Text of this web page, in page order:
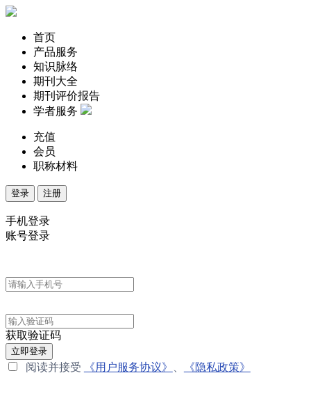
首页
产品服务
知识脉络
期刊大全
期刊评价报告
学者服务
充值
会员
职称材料
登录 注册
手机登录
账号登录
获取验证码
立即登录
阅读并接受 《用户服务协议》 《隐私政策》